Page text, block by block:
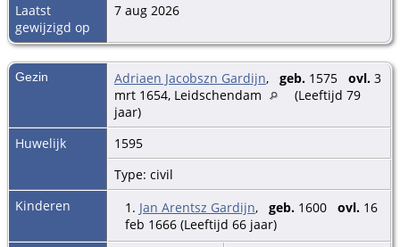
Laatst
gewijzigd op
7 aug 2026
Gezin Adriaen Jacobszn Gardijn, geb. 1575 ovl. 3
mrt 1654, Leidschendam
(Leeftijd 79
jaar)
Huwelijk
1595
Type: civil
Kinderen
1. Jan Arentsz Gardijn, geb. 1600 ovl. 16
feb 1666 (Leeftijd 66 jaar)